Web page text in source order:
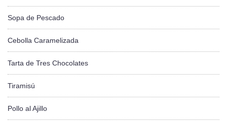
Sopa de Pescado
Cebolla Caramelizada
Tarta de Tres Chocolates
Tiramisú
Pollo al Ajillo